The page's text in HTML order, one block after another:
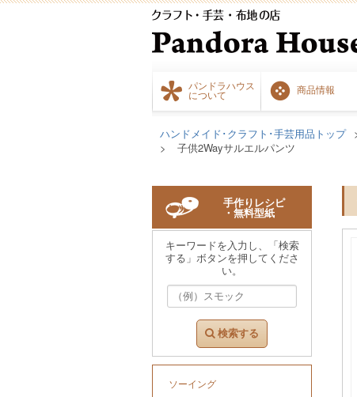
パンドラハウス
について
商品情報
ハンドメイド･クラフト･手芸用品トップ
子供2Wayサルエルパンツ
手作りレシピ
・無料型紙
キーワードを入力し、「検索
する」ボタンを押してくださ
い。
検索する
ソーイング